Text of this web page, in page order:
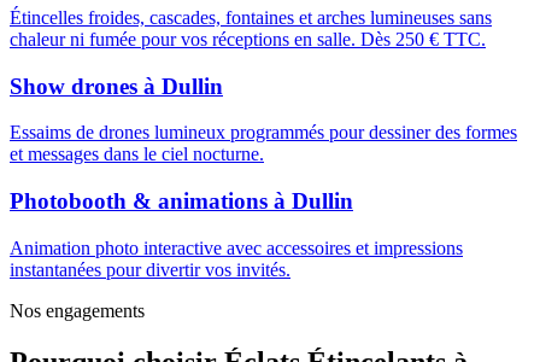
Étincelles froides, cascades, fontaines et arches lumineuses sans
chaleur ni fumée pour vos réceptions en salle. Dès 250 € TTC.
Show drones à Dullin
Essaims de drones lumineux programmés pour dessiner des formes
et messages dans le ciel nocturne.
Photobooth & animations à Dullin
Animation photo interactive avec accessoires et impressions
instantanées pour divertir vos invités.
Nos engagements